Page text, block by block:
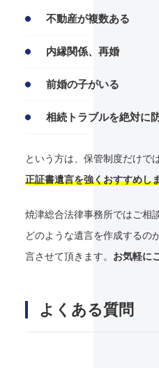
不動産が複数ある
内縁関係、再婚
前婚の子がいる
相続トラブルを絶対に
という方は、保管制度だけで
正証書遺言を強くおすすめし
焼津総合法律事務所ではご相
どのような遺言を作成するの
言させて頂きます。 お気軽に
よくある質問